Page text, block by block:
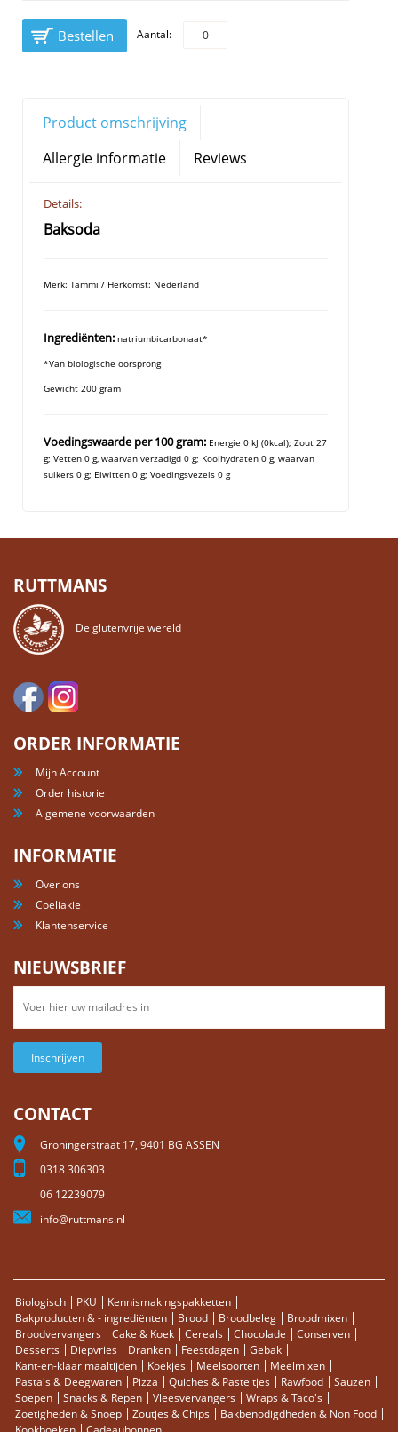
Bestellen Aantal:
Product omschrijving
Allergie informatie
Reviews
Details:
Baksoda
Merk: Tammi / Herkomst: Nederland
Ingrediënten: natriumbicarbonaat*
*Van biologische oorsprong
Gewicht 200 gram
Voedingswaarde per 100 gram: Energie 0 kJ (0kcal); Zout 27
g; Vetten 0 g, waarvan verzadigd 0 g; Koolhydraten 0 g, waarvan
suikers 0 g; Eiwitten 0 g; Voedingsvezels 0 g
RUTTMANS
De glutenvrije wereld
ORDER INFORMATIE
Mijn Account
Order historie
Algemene voorwaarden
INFORMATIE
Over ons
Coeliakie
Klantenservice
NIEUWSBRIEF
Inschrijven
CONTACT
Groningerstraat 17, 9401 BG ASSEN
0318 306303
06 12239079
info@ruttmans.nl
Biologisch PKU
Kennismakingspakketten
Bakproducten & - ingrediënten
Brood Broodbeleg
Broodmixen
Broodvervangers
Cake & Koek Cereals Chocolade
Conserven
Desserts
Diepvries Dranken Feestdagen
Gebak
Kant-en-klaar maaltijden
Koekjes Meelsoorten
Meelmixen
Pasta's & Deegwaren
Pizza Quiches & Pasteitjes Rawfood
Sauzen
Soepen
Snacks & Repen Vleesvervangers
Wraps & Taco's
Zoetigheden & Snoep
Zoutjes & Chips
Bakbenodigdheden & Non Food